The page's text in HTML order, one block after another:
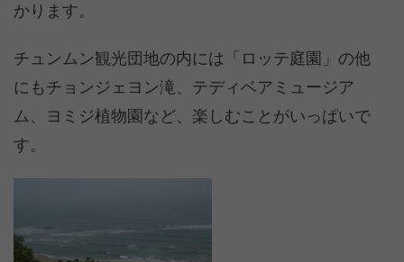
かります。
チュンムン観光団地の内には「ロッテ庭園」の他
にもチョンジェヨン滝、テディベアミュージア
ム、ヨミジ植物園など、楽しむことがいっぱいで
す。